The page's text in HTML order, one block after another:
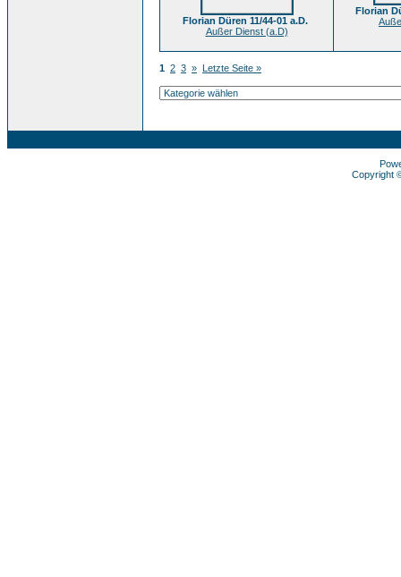
Florian Düren 11/44-01 a.D.
Außer Dienst (a.D)
Florian
1 2 3 » Letzte Seite »
Copyright